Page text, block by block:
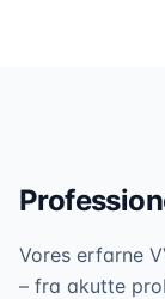
Vores erfarne
– fra akutte